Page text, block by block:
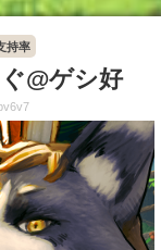
持率
@ゲシ好